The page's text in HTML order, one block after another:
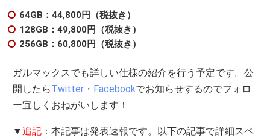
64GB：44,800円（税抜き）
128GB：49,800円（税抜き）
256GB：60,800円（税抜き）
ガルマックスでも詳しい仕様の紹介を行う予定です。公
開したらTwitter ・ Facebookでお知らせするのでフォロ
ー宜しくおねがいします！
▼追記 ：本記事は発表速報です。以下の記事で詳細スペ